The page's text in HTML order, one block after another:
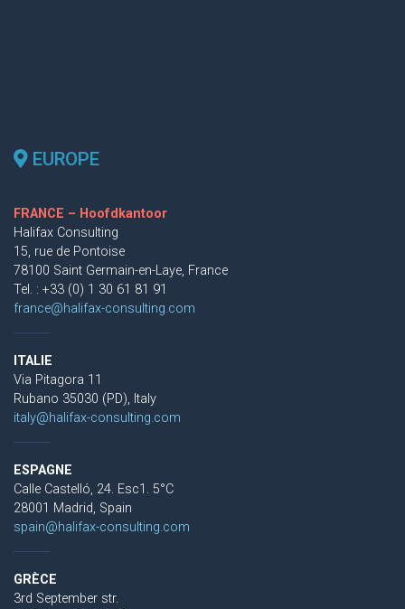
EUROPE
FRANCE – Hoofdkantoor
Halifax Consulting
15, rue de Pontoise
78100 Saint Germain-en-Laye, France
Tel. : +33 (0) 1 30 61 81 91
france@halifax-consulting.com
ITALIE
Via Pitagora 11
Rubano 35030 (PD), Italy
italy@halifax-consulting.com
ESPAGNE
Calle Castelló, 24. Esc1. 5°C
28001 Madrid, Spain
spain@halifax-consulting.com
GRÈCE
3rd September str.